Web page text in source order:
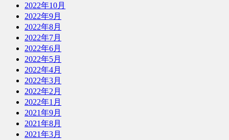
2022年10月
2022年9月
2022年8月
2022年7月
2022年6月
2022年5月
2022年4月
2022年3月
2022年2月
2022年1月
2021年9月
2021年8月
2021年3月